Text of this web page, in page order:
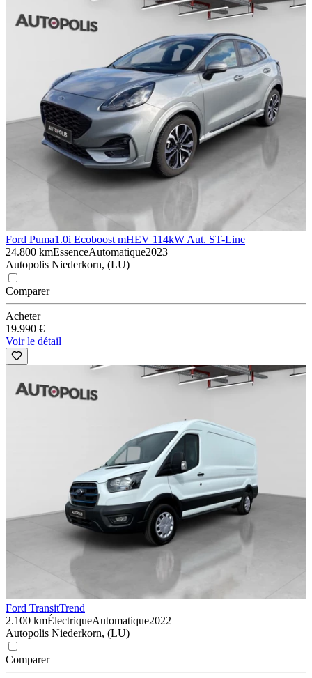
Ford Puma1.0i Ecoboost mHEV 114kW Aut. ST-Line
24.800 kmEssenceAutomatique2023
Autopolis Niederkorn, (LU)
Comparer
Acheter
19.990 €
Voir le détail
Ford TransitTrend
2.100 kmÉlectriqueAutomatique2022
Autopolis Niederkorn, (LU)
Comparer